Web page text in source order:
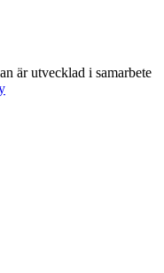
är utvecklad i samarbete